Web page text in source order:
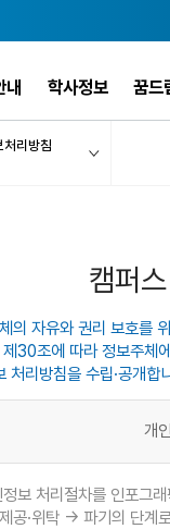
내 학사정보 꿈드
처리방침
캠퍼
자유와 권리 보호를
제30조에 따라 정보주
처리방침을 수립·공개합
개
보 처리절차를 인포그
·위탁 → 파기의 단계